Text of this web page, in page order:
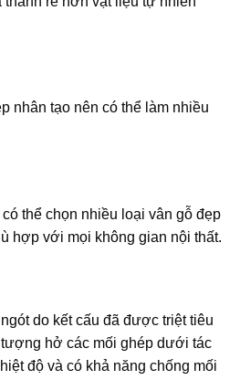
nhân tạo nên có thể làm nhiều
thể chọn nhiều loại vân gỗ đẹp
hợp với mọi không gian nội thất.
do kết cấu đã được triệt tiêu
hở các mối ghép dưới tác
độ và có khả năng chống mối